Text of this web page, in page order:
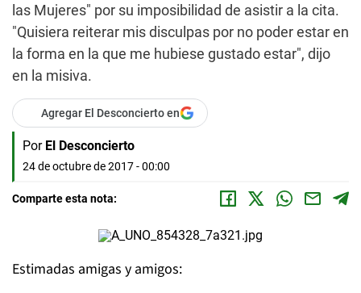
las Mujeres" por su imposibilidad de asistir a la cita.
"Quisiera reiterar mis disculpas por no poder estar en
la forma en la que me hubiese gustado estar", dijo
en la misiva.
Agregar El Desconcierto en
Por El Desconcierto
24 de octubre de 2017 - 00:00
Comparte esta nota:
Estimadas amigas y amigos: